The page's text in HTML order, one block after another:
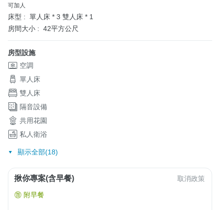
可加人
床型 : 單人床 * 3 雙人床 * 1
房間大小 : 42平方公尺
房型設施
空調
單人床
雙人床
隔音設備
共用花園
私人衛浴
顯示全部(18)
揪你專案(含早餐) 取消政策
附早餐